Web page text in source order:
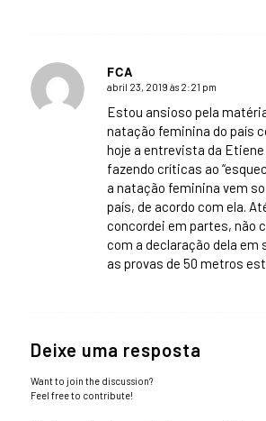
FCA
says:
abril 23, 2019 às 2:21 pm
Estou ansioso pela
natação feminina do país
hoje a entrevista da
fazendo críticas ao
a natação feminina vem
país, de acordo com ela.
concordei em partes, não
com a declaração dela em
as provas de 50 metros
Deixe uma resposta
Want to join the discussion?
Feel free to contribute!